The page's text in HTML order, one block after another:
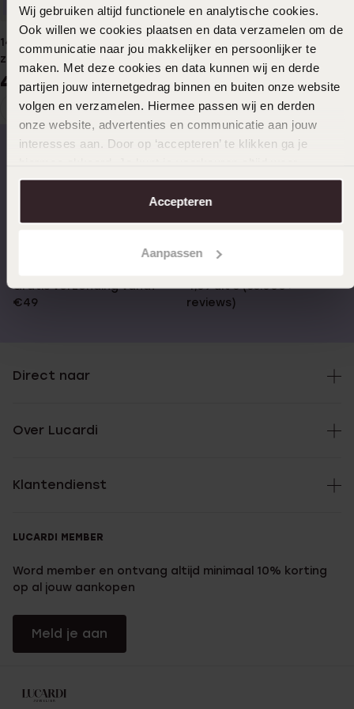
Wij gebruiken altijd functionele en analytische cookies.
Ook willen we cookies plaatsen en data verzamelen om de
communicatie naar jou makkelijker en persoonlijker te
maken. Met deze cookies en data kunnen wij en derde
partijen jouw internetgedrag binnen en buiten onze website
volgen en verzamelen. Hiermee passen wij en derden
onze website, advertenties en communicatie aan jouw
interesses aan. Door op ‘accepteren’ te klikken ga je
aanpassen. Lees er meer over in onscookiebeleid.
Accepteren
Aanpassen
14 karaat gouden
zoetwaterparelketting 3mm
429
Stalen goldplated ketting
22 99
Huidige
1
Op werkdagen voor 17.00
besteld, morgen in huis
14 dagen gratis
retourneren
Gratis verzending vanaf
€49
4,59 uit 5 (55.000+
reviews)
Direct naar
Over Lucardi
Klantendienst
LUCARDI MEMBER
Word member en ontvang altijd minimaal 10% korting
op al jouw aankopen
Meld je aan